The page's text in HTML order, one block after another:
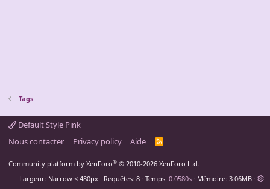
Tags
Default Style Pink
Nous contacter
Privacy policy Aide
R
Community platform by XenForo® © 2010-2026 XenForo Ltd.
Largeur
Requêtes 8 Temps 0.0580s Mémoire 3.06MB